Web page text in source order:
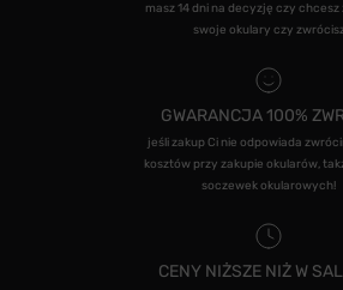
masz 14 dni na decyzję czy chcesz
swoje okulary czy
GWARANCJA 100%
jeśli zakup Ci nie odpowiada
kosztów przy zakupie okularów,
soczewek okularowych!
CENY NIŻSZE NIŻ W